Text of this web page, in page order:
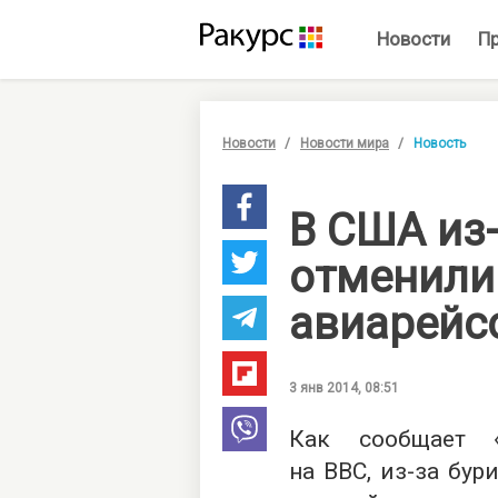
Новости
Новости Новости мира Новость
В США
3 янв 2014, 08:51
Как сообщает
на BBC, из-за